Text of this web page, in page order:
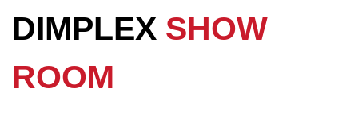
DIMPLEX SHOW
ROOM